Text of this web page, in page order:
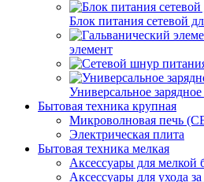
Блок питания сетевой
элемент
Универсальное
Бытовая техника крупная
Микроволновая печь
Электрическая плита
Бытовая техника мелкая
Аксессуары для мелкой
Аксессуары для ухода